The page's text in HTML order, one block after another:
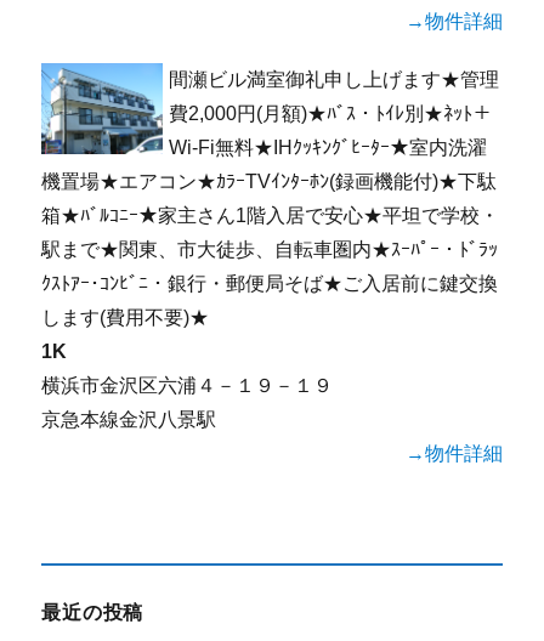
→物件詳細
間瀬ビル満室御礼申し上げます★管理
費2,000円(月額)★ﾊﾞｽ・ﾄｲﾚ別★ﾈｯﾄ＋
Wi-Fi無料★IHｸｯｷﾝｸﾞﾋｰﾀｰ★室内洗濯
機置場★エアコン★ｶﾗｰTVｲﾝﾀｰﾎﾝ(録画機能付)★下駄
箱★ﾊﾞﾙｺﾆｰ★家主さん1階入居で安心★平坦で学校・
駅まで★関東、市大徒歩、自転車圏内★ｽｰﾊﾟｰ・ﾄﾞﾗｯ
ｸｽﾄｱｰ･ｺﾝﾋﾞﾆ・銀行・郵便局そば★ご入居前に鍵交換
します(費用不要)★
1K
横浜市金沢区六浦４－１９－１９
京急本線金沢八景駅
→物件詳細
最近の投稿